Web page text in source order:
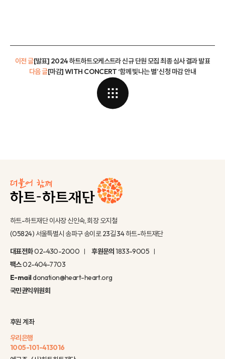
이전 글[발표] 2024 하트하트오케스트라 신규 단원 모집 최종 심사 결과 발표
[마감] WITH CONCERT ‘함께 빛나는 별’ 신청 마감 안내
다음 글
하트-하트재단 이사장 신인숙, 회장 오지철
(05824) 서울특별시 송파구 송이로 23길 34 하트-하트재단
대표전화02-430-2000 후원문의1833-9005
팩스02-404-7703
E-maildonation@heart-heart.org
국민권익위원회
후원 계좌
우리은행
1005-101-413016